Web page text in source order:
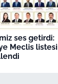
ses getirdi:
Meclis listesi